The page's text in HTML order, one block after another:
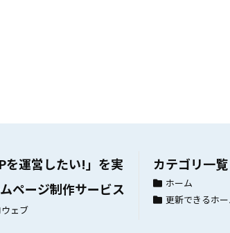
を運営したい!」を実
ページ制作サービス
ェブ
カテゴリ一覧
ホーム
更新できるホ